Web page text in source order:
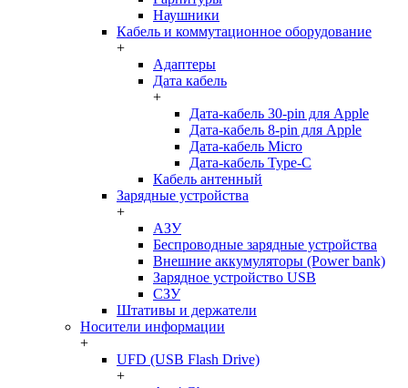
Наушники
Кабель и коммутационное оборудование
+
Адаптеры
Дата кабель
+
Дата-кабель 30-pin для Apple
Дата-кабель 8-pin для Apple
Дата-кабель Micro
Дата-кабель Type-C
Кабель антенный
Зарядные устройства
+
АЗУ
Беспроводные зарядные устройства
Внешние аккумуляторы (Power bank)
Зарядное устройство USB
СЗУ
Штативы и держатели
Носители информации
+
UFD (USB Flash Drive)
+